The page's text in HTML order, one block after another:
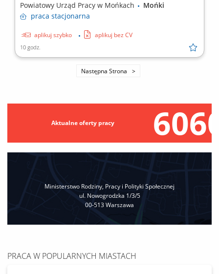
Powiatowy Urząd Pracy w Mońkach
Mońki
praca stacjonarna
aplikuj szybko aplikuj bez CV
10 godz.
Następna Strona
Aktualne oferty pracy
Ministerstwo Rodziny, Pracy i Polityki Społecznej
ul. Nowogrodzka 1/3/5
00‐513 Warszawa
PRACA W POPULARNYCH MIASTACH